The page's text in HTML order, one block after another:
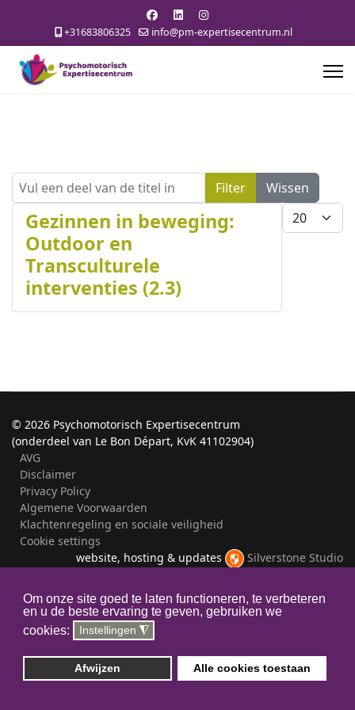
Om onze site goed te laten functioneren, te verbeteren
en u de beste ervaring te geven, gebruiken we
cookies:
Instellingen ◮
Afwijzen Alle cookies toestaan
+31683806325 info@pm-expertisecentrum.nl
Vul een deel van de titel in Filter
Wissen
Toon #
Gezinnen in beweging:
Outdoor en
Transculturele
interventies (2.3)
© 2026 Psychomotorisch Expertisecentrum
(onderdeel van Le Bon Départ, KvK 41102904)
AVG
Disclaimer
Privacy Policy
Algemene Voorwaarden
Klachtenregeling en sociale veiligheid
Cookie settings
website, hosting & updates
Silverstone Studio